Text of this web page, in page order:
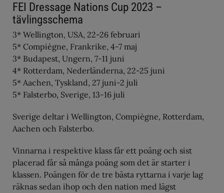
FEI Dressage Nations Cup 2023 –
tävlingsschema
3* Wellington, USA, 22-26 februari
5* Compiègne, Frankrike, 4-7 maj
3* Budapest, Ungern, 7-11 juni
4* Rotterdam, Nederländerna, 22-25 juni
5* Aachen, Tyskland, 27 juni-2 juli
5* Falsterbo, Sverige, 13-16 juli
Sverige deltar i Wellington, Compiègne, Rotterdam,
Aachen och Falsterbo.
Vinnarna i respektive klass får ett poäng och sist
placerad får så många poäng som det är starter i
klassen. Poängen för de tre bästa ryttarna i varje lag
räknas sedan ihop och den nation med lägst